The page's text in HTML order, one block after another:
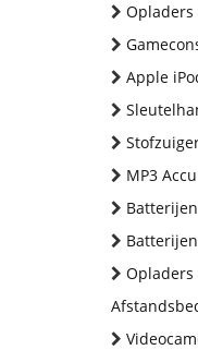
Apple
MP3 Accu
Opladers